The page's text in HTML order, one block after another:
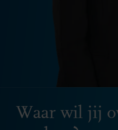
Waar wil jij